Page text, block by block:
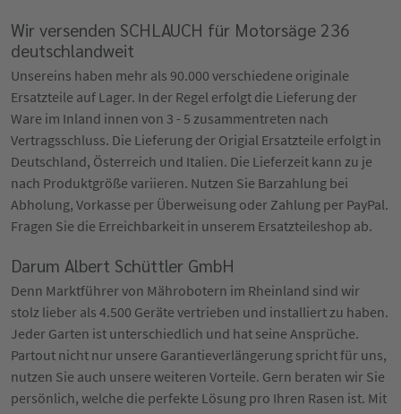
Wir versenden SCHLAUCH für Motorsäge 236
deutschlandweit
Unsereins haben mehr als 90.000 verschiedene originale
Ersatzteile auf Lager. In der Regel erfolgt die Lieferung der
Ware im Inland innen von 3 - 5 zusammentreten nach
Vertragsschluss. Die Lieferung der Origial Ersatzteile erfolgt in
Deutschland, Österreich und Italien. Die Lieferzeit kann zu je
nach Produktgröße variieren. Nutzen Sie Barzahlung bei
Abholung, Vorkasse per Überweisung oder Zahlung per PayPal.
Fragen Sie die Erreichbarkeit in unserem Ersatzteileshop ab.
Darum Albert Schüttler GmbH
Denn Marktführer von Mährobotern im Rheinland sind wir
stolz lieber als 4.500 Geräte vertrieben und installiert zu haben.
Jeder Garten ist unterschiedlich und hat seine Ansprüche.
Partout nicht nur unsere Garantieverlängerung spricht für uns,
nutzen Sie auch unsere weiteren Vorteile. Gern beraten wir Sie
persönlich, welche die perfekte Lösung pro Ihren Rasen ist. Mit